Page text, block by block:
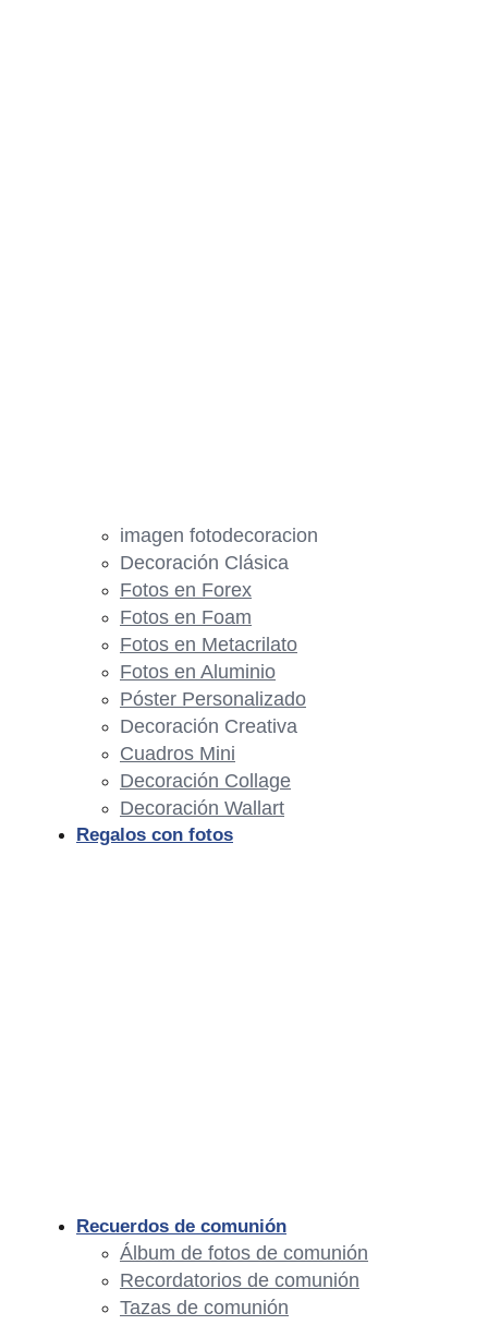
imagen fotodecoracion
Decoración Clásica
Fotos en Forex
Fotos en Foam
Fotos en Metacrilato
Fotos en Aluminio
Póster Personalizado
Decoración Creativa
Cuadros Mini
Decoración Collage
Decoración Wallart
Regalos con fotos
Recuerdos de comunión
Álbum de fotos de comunión
Recordatorios de comunión
Tazas de comunión